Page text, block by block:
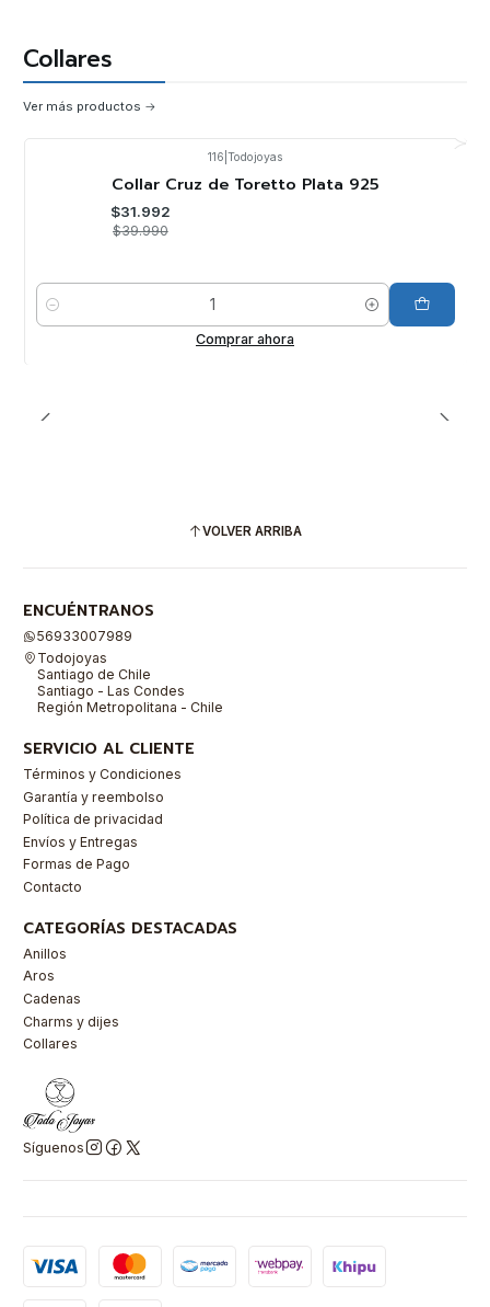
Collares
Ver más productos
116 Todojoyas
Collar Cruz de Toretto Plata 925
$31.992
$39.990
Cantidad
Comprar ahora
VOLVER ARRIBA
ENCUÉNTRANOS
56933007989
Todojoyas
Santiago de Chile
Santiago - Las Condes
Región Metropolitana - Chile
SERVICIO AL CLIENTE
Términos y Condiciones
Garantía y reembolso
Política de privacidad
Envíos y Entregas
Formas de Pago
Contacto
CATEGORÍAS DESTACADAS
Anillos
Aros
Cadenas
Charms y dijes
Collares
Síguenos